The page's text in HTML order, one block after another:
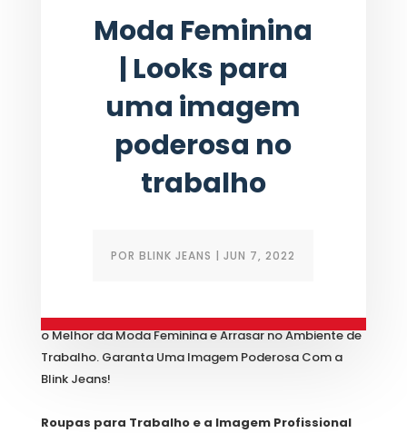
Moda Feminina
| Looks para
uma imagem
poderosa no
trabalho
PORBLINK JEANS |JUN 7, 2022
Reunimos Algumas Dicas Importantes Para Você Ter
o Melhor da Moda Feminina e Arrasar no Ambiente de
Trabalho. Garanta Uma Imagem Poderosa Com a
Blink Jeans!
Roupas para Trabalho e a Imagem Profissional